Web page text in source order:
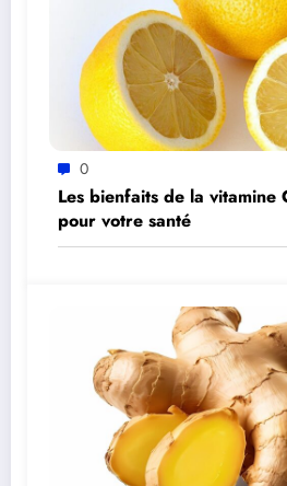
0
Les bienfaits de la vitamine
pour votre santé